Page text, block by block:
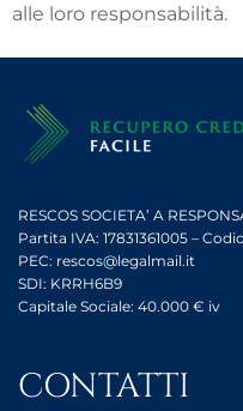
alle loro responsabilità.
RESCOS SOCIETA’ A
Partita IVA: 17831361005 –
PEC: rescos@legalmail.it
SDI: KRRH6B9
Capitale Sociale: 40.000 € iv
CONTATTI